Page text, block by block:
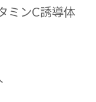
ミンC誘導体